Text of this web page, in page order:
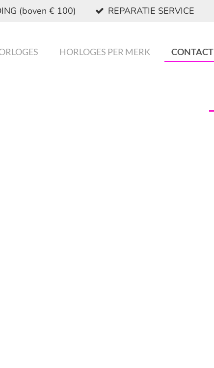
(boven € 100) REPARATIE SERVICE
HORLOGES PER MERK CONTACT